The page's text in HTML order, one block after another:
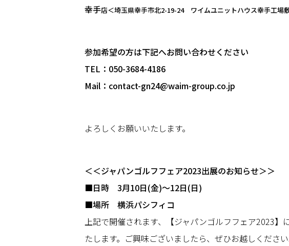
幸手店＜埼玉県幸手市北2-19-24 ワイムユニットハウス幸手工場
参加希望の方は下記へお問い合わせください
TEL：050-3684-4186
Mail：contact-gn24@waim-group.co.jp
よろしくお願いいたします。
＜＜ジャパンゴルフフェア2023出展のお知らせ＞＞
■日時 3月10日(金)～12日(日)
■場所 横浜パシフィコ
上記で開催されます、【ジャパンゴルフフェア2023】
たします。ご興味ございましたら、ぜひお越しください